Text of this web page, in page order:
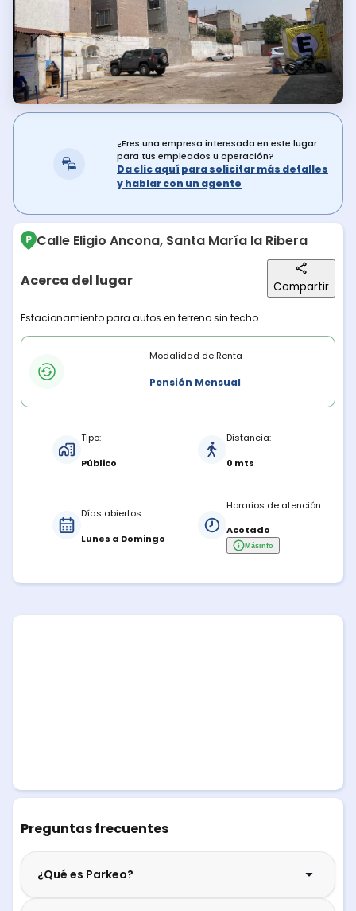
¿Eres una empresa interesada en este lugar
para tus empleados u operación?
Da clic aquí para solicitar más detalles
y hablar con un agente
Calle Eligio Ancona, Santa María la Ribera
Acerca del lugar Compartir
Descripción del lugar
Estacionamiento para autos en terreno sin techo
Modalidades de rentaModalidad de Renta
Pensión Mensual
Tipo:
Público
Distancia:
0 mts
Días abiertos:
Lunes a Domingo
Horarios de atención:
Acotado
Másinfo
Preguntas frecuentes
¿Qué es Parkeo?